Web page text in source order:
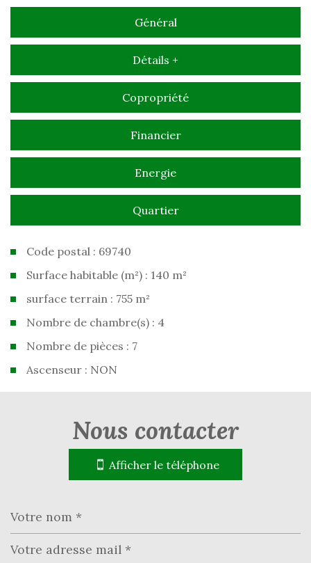
Général
Détails +
Copropriété
Financier
Energie
Quartier
Code postal : 69740
Surface habitable (m²) : 140 m²
surface terrain : 755 m²
Nombre de chambre(s) : 4
Nombre de pièces : 7
Ascenseur : NON
nous contacter
Afficher le téléphone